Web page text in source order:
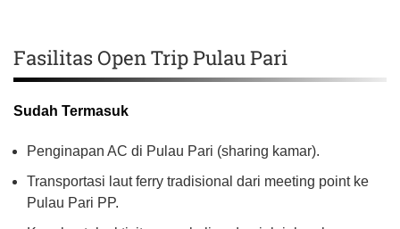
Fasilitas Open Trip Pulau Pari
Sudah Termasuk
Penginapan AC di Pulau Pari (sharing kamar).
Transportasi laut ferry tradisional dari meeting point ke
Pulau Pari PP.